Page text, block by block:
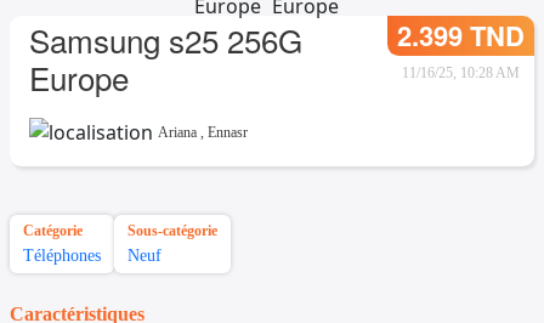
Samsung s25 256G
Europe
2.399 TND
11/16/25, 10:28 AM
Ariana , Ennasr
Catégorie
Téléphones
Sous-catégorie
Neuf
Caractéristiques